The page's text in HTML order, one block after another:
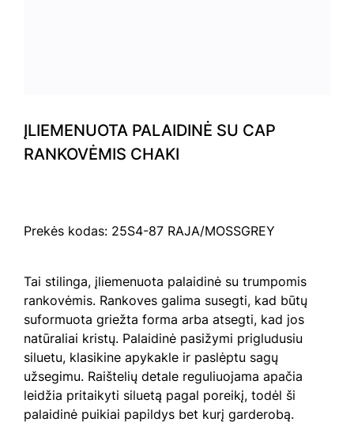
ĮLIEMENUOTA PALAIDINĖ SU CAP
RANKOVĖMIS CHAKI
Prekės kodas: 25S4-87 RAJA/MOSSGREY
Tai stilinga, įliemenuota palaidinė su trumpomis
rankovėmis. Rankoves galima susegti, kad būtų
suformuota griežta forma arba atsegti, kad jos
natūraliai kristų. Palaidinė pasižymi prigludusiu
siluetu, klasikine apykakle ir paslėptu sagų
užsegimu. Raištelių detale reguliuojama apačia
leidžia pritaikyti siluetą pagal poreikį, todėl ši
palaidinė puikiai papildys bet kurį garderobą.